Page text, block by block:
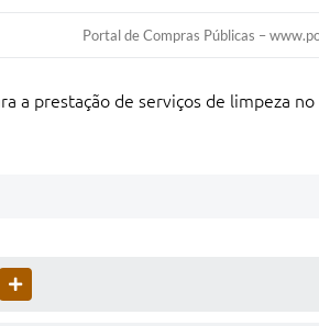
Portal de Compras Públicas –
a prestação de serviços de limpeza